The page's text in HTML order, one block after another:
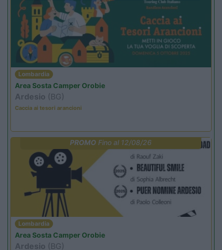
Lombardia
Area Sosta Camper Orobie
Ardesio (BG)
Caccia ai tesori arancioni
PROMO Fino al 12/08/26
Lombardia
Area Sosta Camper Orobie
Ardesio (BG)